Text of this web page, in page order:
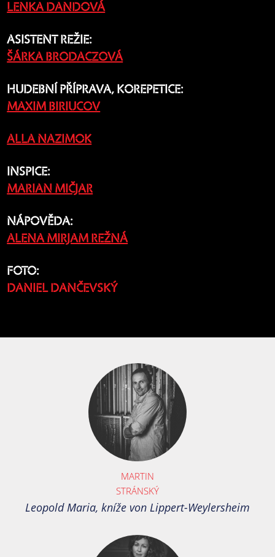
LENKA DANDOVÁ
ASISTENT REŽIE:
ŠÁRKA BRODACZOVÁ
HUDEBNÍ PŘÍPRAVA, KOREPETICE:
MAXIM BIRIUCOV
ALLA NAZIMOK
INSPICE:
MARIAN MIČJAR
NÁPOVĚDA:
ALENA MIRJAM REŽNÁ
FOTO:
DANIEL DANČEVSKÝ
MARTIN
STRÁNSKÝ
Leopold Maria, kníže von Lippert-Weylersheim